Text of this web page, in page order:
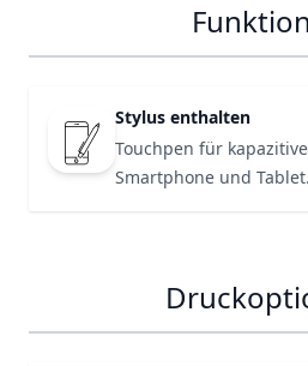
Stylus enthalten
Touchpen für
Smartphone und Tablet.